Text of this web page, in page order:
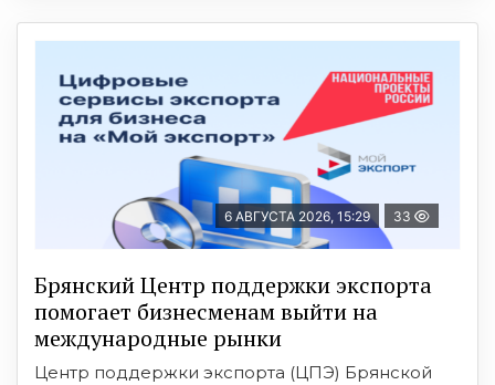
6 АВГУСТА 2026, 15:29 33
Брянский Центр поддержки экспорта
помогает бизнесменам выйти на
международные рынки
Центр поддержки экспорта (ЦПЭ) Брянской